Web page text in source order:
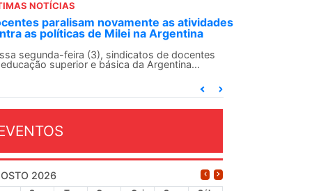
NOTÍCIAS
paralisam novamente as atividades
as políticas de Milei na Argentina
segunda-feira (3), sindicatos de docentes
superior e básica da Argentina...
2026